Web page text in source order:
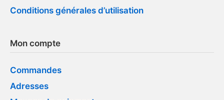
Conditions générales d’utilisation
Mon compte
Commandes
Adresses